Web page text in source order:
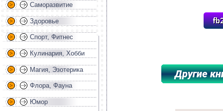
Саморазвитие
Здоровье
Спорт, Фитнес
Кулинария, Хобби
Магия, Эзотерика
Флора, Фауна
Юмор